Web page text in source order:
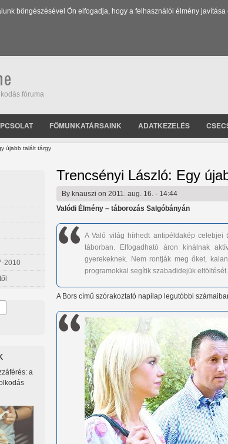
böngészésével Ön elfogadja, hogy a felhasználói élmény
fóruma
FŐMUNKATÁRSAINK ADATKEZELÉS
újabb talált tárgy
Trencsényi László: Egy
By knauszi on 2011. aug. 16. - 14:44
Valódi Élmény – táborozás Salgóbányán
A Való világ hírhedt antipéldakép celebjei
táborban. Elfogadható áron kínálnak
gyerekeknek. Nem rontják meg őket,
programokkal segítik szabadidejük eltöltését.
A Bors című szórakoztató napilap legutóbbi
2010
a